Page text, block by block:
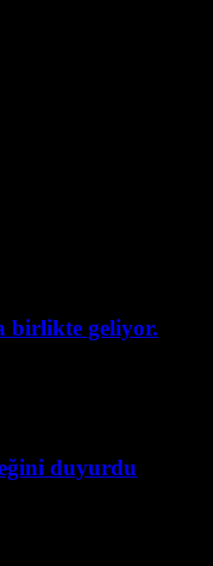
birlikte geliyor.
duyurdu